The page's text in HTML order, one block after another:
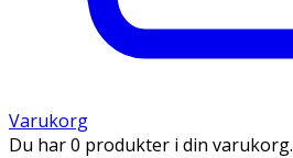
Varukorg
Du har 0 produkter i din varukorg.